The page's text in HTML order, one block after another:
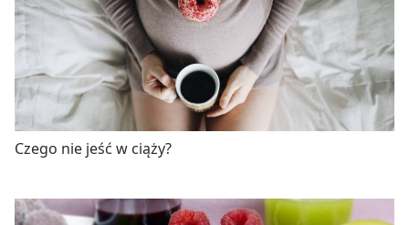
Czego nie jeść w ciąży?